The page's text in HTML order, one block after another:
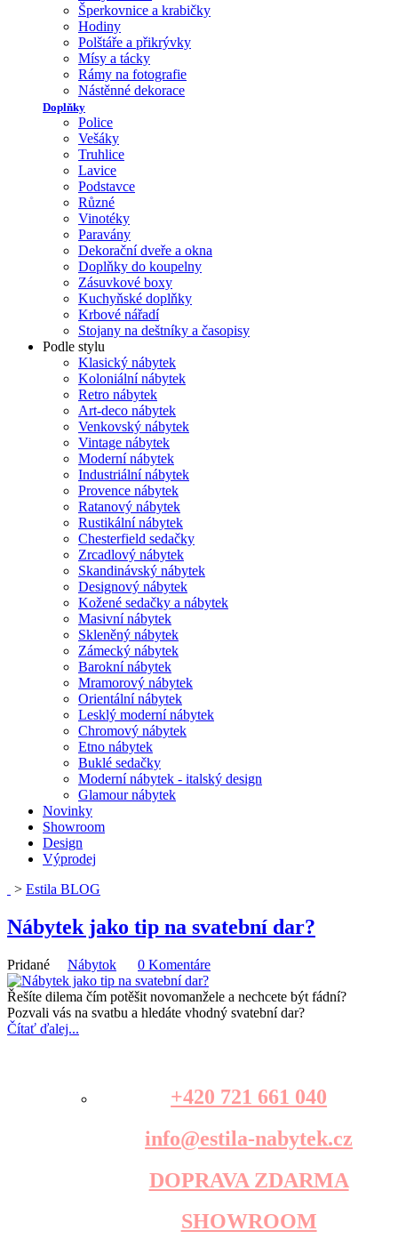
Šperkovnice a krabičky
Hodiny
Polštáře a přikrývky
Mísy a tácky
Rámy na fotografie
Nástěnné dekorace
Doplňky
Police
Vešáky
Truhlice
Lavice
Podstavce
Různé
Vinotéky
Paravány
Dekorační dveře a okna
Doplňky do koupelny
Zásuvkové boxy
Kuchyňské doplňky
Krbové nářadí
Stojany na deštníky a časopisy
Podle stylu
Klasický nábytek
Koloniální nábytek
Retro nábytek
Art-deco nábytek
Venkovský nábytek
Vintage nábytek
Moderní nábytek
Industriální nábytek
Provence nábytek
Ratanový nábytek
Rustikální nábytek
Chesterfield sedačky
Zrcadlový nábytek
Skandinávský nábytek
Designový nábytek
Kožené sedačky a nábytek
Masivní nábytek
Skleněný nábytek
Zámecký nábytek
Barokní nábytek
Mramorový nábytek
Orientální nábytek
Lesklý moderní nábytek
Chromový nábytek
Etno nábytek
Buklé sedačky
Moderní nábytek - italský design
Glamour nábytek
Novinky
Showroom
Design
Výprodej
> Estila BLOG
Nábytek jako tip na svatební dar?
Pridané Nábytok 0 Komentáre
Řešíte dilema čím potěšit novomanžele a nechcete být fádní?
Pozvali vás na svatbu a hledáte vhodný svatební dar?
Čítať ďalej...
+420 721 661 040
info@estila-nabytek.cz
DOPRAVA ZDARMA
SHOWROOM